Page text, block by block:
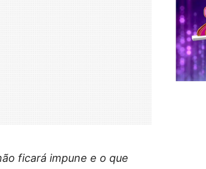
ficará impune e o que